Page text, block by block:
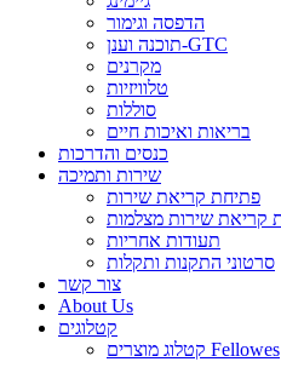
הדפסה וגימור
תוכנה וענן-GTC
מקרנים
טלוויזיות
סוללות
בריאות ואיכות חיים
כנסים והדרכות
שירות ותמיכה
פתיחת קריאת שירות
תעודות אחריות
סרטוני התקנות ותקלות
צור קשר
About Us
קטלוגים
קטלוג מוצרים Fellowes